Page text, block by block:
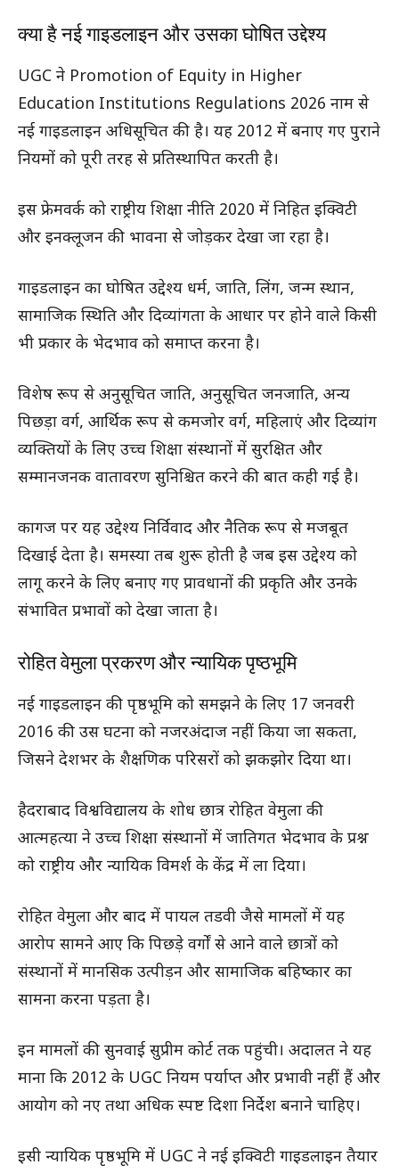
क्या है नई गाइडलाइन और उसका घोषित उद्देश्य
UGC ने Promotion of Equity in Higher
Education Institutions Regulations 2026 नाम से
नई गाइडलाइन अधिसूचित की है। यह 2012 में बनाए गए पुराने
नियमों को पूरी तरह से प्रतिस्थापित करती है।
इस फ्रेमवर्क को राष्ट्रीय शिक्षा नीति 2020 में निहित इक्विटी
और इनक्लूजन की भावना से जोड़कर देखा जा रहा है।
गाइडलाइन का घोषित उद्देश्य धर्म, जाति, लिंग, जन्म स्थान,
सामाजिक स्थिति और दिव्यांगता के आधार पर होने वाले किसी
भी प्रकार के भेदभाव को समाप्त करना है।
विशेष रूप से अनुसूचित जाति, अनुसूचित जनजाति, अन्य
पिछड़ा वर्ग, आर्थिक रूप से कमजोर वर्ग, महिलाएं और दिव्यांग
व्यक्तियों के लिए उच्च शिक्षा संस्थानों में सुरक्षित और
सम्मानजनक वातावरण सुनिश्चित करने की बात कही गई है।
कागज पर यह उद्देश्य निर्विवाद और नैतिक रूप से मजबूत
दिखाई देता है। समस्या तब शुरू होती है जब इस उद्देश्य को
लागू करने के लिए बनाए गए प्रावधानों की प्रकृति और उनके
संभावित प्रभावों को देखा जाता है।
रोहित वेमुला प्रकरण और न्यायिक पृष्ठभूमि
नई गाइडलाइन की पृष्ठभूमि को समझने के लिए 17 जनवरी
2016 की उस घटना को नजरअंदाज नहीं किया जा सकता,
जिसने देशभर के शैक्षणिक परिसरों को झकझोर दिया था।
हैदराबाद विश्वविद्यालय के शोध छात्र रोहित वेमुला की
आत्महत्या ने उच्च शिक्षा संस्थानों में जातिगत भेदभाव के प्रश्न
को राष्ट्रीय और न्यायिक विमर्श के केंद्र में ला दिया।
रोहित वेमुला और बाद में पायल तडवी जैसे मामलों में यह
आरोप सामने आए कि पिछड़े वर्गों से आने वाले छात्रों को
संस्थानों में मानसिक उत्पीड़न और सामाजिक बहिष्कार का
सामना करना पड़ता है।
इन मामलों की सुनवाई सुप्रीम कोर्ट तक पहुंची। अदालत ने यह
माना कि 2012 के UGC नियम पर्याप्त और प्रभावी नहीं हैं और
आयोग को नए तथा अधिक स्पष्ट दिशा निर्देश बनाने चाहिए।
इसी न्यायिक पृष्ठभूमि में UGC ने नई इक्विटी गाइडलाइन तैयार